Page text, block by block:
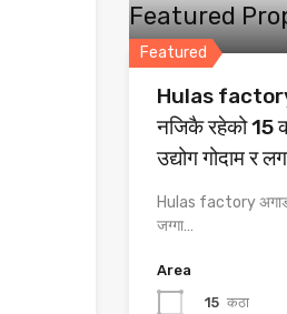
Featured
Featured
Hulas factory
नजिकै रहेको 15
उद्योग गोदाम र
Hulas factory
जग्गा…
Area
15 कठा